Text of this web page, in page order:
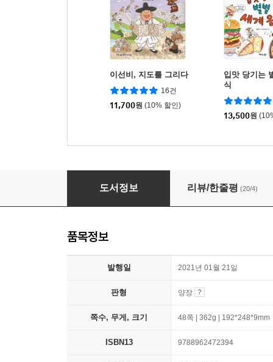
이선비, 지도를 그리다
16건
11,700원 (10% 할인)
입맛 당기는
식
13,500원
봉쭌TV, 가짜 뉴스를 조심해!
도서정보 리뷰/한줄평 (20/4)
품목정보
발행일 2021년 01월 21일
판형 양장
쪽수, 무게, 크기 48쪽 | 362g | 192*248*9mm
ISBN13 9788962472394